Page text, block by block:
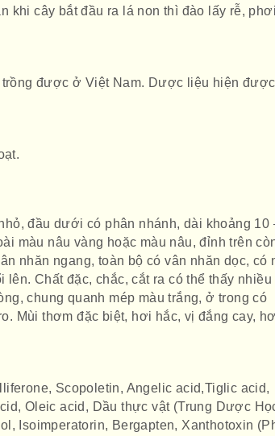
khi cây bắt đầu ra lá non thì đào lấy rễ, phơi
được ở Việt Nam. Dược liệu hiện được
đầu dưới có phân nhánh, dài khoảng 10
màu nâu vàng hoặc màu nâu, đỉnh trên
nhăn ngang, toàn bộ có vân nhăn dọc, có
Chất đặc, chắc, cắt ra có thể thấy nhiều
chung quanh mép màu trắng, ở trong có
Mùi thơm đặc biệt, hơi hắc, vị đắng cay,
Scopoletin, Angelic acid,Tiglic acid,
Oleic acid, Dầu thực vật (Trung Dược
Isoimperatorin, Bergapten, Xanthotoxin